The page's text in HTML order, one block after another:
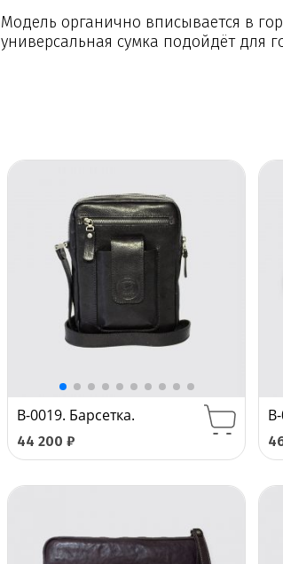
Модель органично вписывается в
универсальная сумка подойдёт для
B-0019. Барсетка.
44 200 ₽